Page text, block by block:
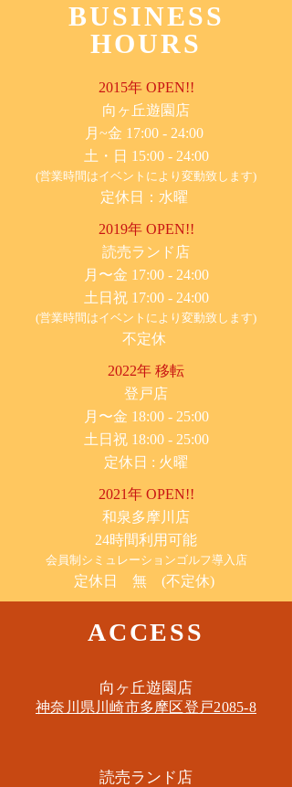
BUSINESS
HOURS
2015年 OPEN!!
​向ヶ丘遊園店
月~金 17:00 - 24:00
土・日 15:00 - 24:00
(営業時間はイベントにより変動致します)
定休日：水曜
2019年 OPEN!!
​読売ランド店
月〜金 17:00 - 24:00
土日祝 17:00 - 24:00
(営業時間はイベントにより変動致します)
不定休
2022年 移転
​登戸店
月〜金 18:00 - 25:00
土日祝 18:00 - 25:00
​定休日 : 火曜
2021年 OPEN!!
​和泉多摩川店
24時間利用可能
​会員制シミュレーションゴルフ導入店
定休日 無 (不定休)
ACCESS
​向ヶ丘遊園店
神奈川県川崎市多摩区​登戸2085-8
​読売ランド店